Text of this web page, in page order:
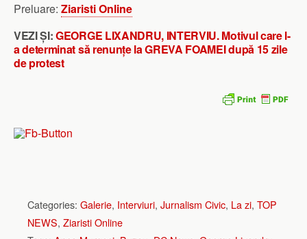
Preluare: Ziaristi Online
VEZI ȘI:GEORGE LIXANDRU, INTERVIU. Motivul care l-
a determinat să renunțe la GREVA FOAMEI după 15 zile
de protest
Categories: Galerie, Interviuri, Jurnalism Civic, La zi, TOP
NEWS, Ziaristi Online